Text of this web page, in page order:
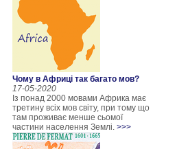
Чому в Африці так багато мов?
17-05-2020
Із понад 2000 мовами Африка має
третину всіх мов світу, при тому що
там проживає менше сьомої
частини населення Землі.>>>